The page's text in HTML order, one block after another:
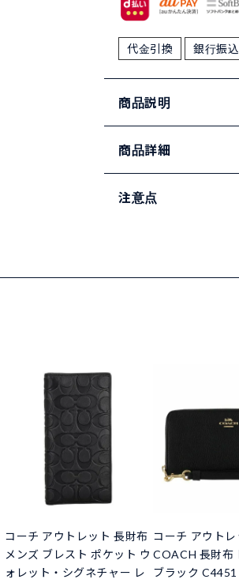
代金引換 銀行振込
商品説明
商品詳細
注意点
コーチ アウトレット 長財布
メンズ ブレスト ポケット ウ
ォレット・シグネチャー レ
コーチ アウトレ
COACH 長財布
ブラック